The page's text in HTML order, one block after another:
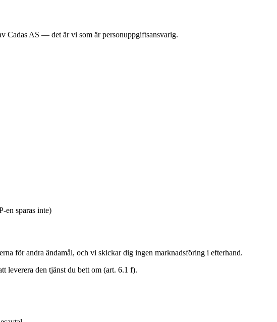
Cadas AS — det är vi som är personuppgiftsansvarig.
en sparas inte)
för andra ändamål, och vi skickar dig ingen marknadsföring i efterhand.
leverera den tjänst du bett om (art. 6.1 f).